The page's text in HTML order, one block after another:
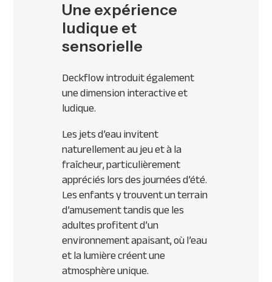
Une expérience
ludique et
sensorielle
Deckflow introduit également
une dimension interactive et
ludique.
Les jets d’eau invitent
naturellement au jeu et à la
fraîcheur, particulièrement
appréciés lors des journées d’été.
Les enfants y trouvent un terrain
d’amusement tandis que les
adultes profitent d’un
environnement apaisant, où l’eau
et la lumière créent une
atmosphère unique.